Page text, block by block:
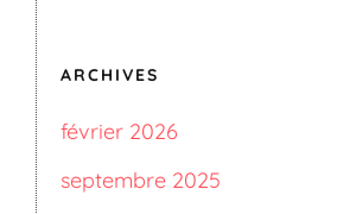
ARCHIVES
février 2026
septembre 2025